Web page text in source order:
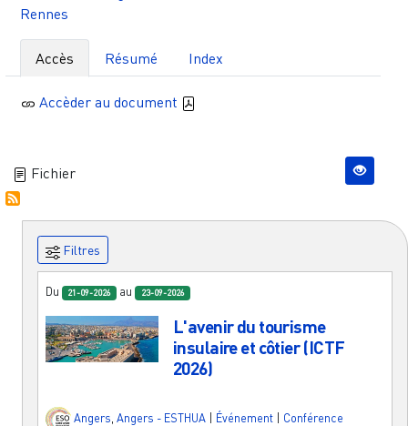
Rennes
Accès Résumé Index
Accèder au document
Fichier
Filtres
Du 21-09-2026 au 23-09-2026
L'avenir du tourisme
insulaire et côtier (ICTF
2026)
Angers Angers - ESTHUA Événement Conférence